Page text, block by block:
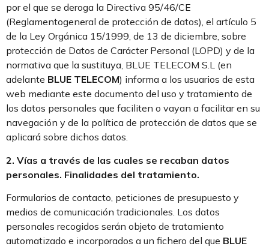
por el que se deroga la Directiva 95/46/CE
(Reglamentogeneral de protección de datos), el artículo 5
de la Ley Orgánica 15/1999, de 13 de diciembre, sobre
protección de Datos de Carácter Personal (LOPD) y de la
normativa que la sustituya, BLUE TELECOM S.L (en
adelante BLUE TELECOM) informa a los usuarios de esta
web mediante este documento del uso y tratamiento de
los datos personales que faciliten o vayan a facilitar en su
navegación y de la política de protección de datos que se
aplicará sobre dichos datos.
2. Vías a través de las cuales se recaban datos
personales. Finalidades del tratamiento.
Formularios de contacto, peticiones de presupuesto y
medios de comunicación tradicionales. Los datos
personales recogidos serán objeto de tratamiento
automatizado e incorporados a un fichero del que BLUE